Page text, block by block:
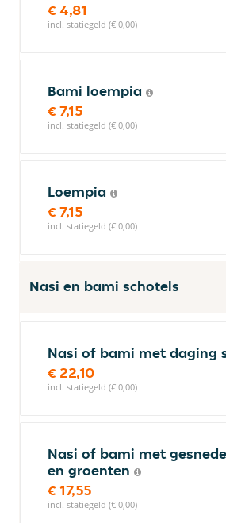
€ 4,81
incl. statiegeld (€ 0,00)
Bami loempia
€ 7,15
incl. statiegeld (€ 0,00)
Loempia
€ 7,15
incl. statiegeld (€ 0,00)
Nasi en bami schotels
Nasi of bami met daging
€ 22,10
incl. statiegeld (€ 0,00)
Nasi of bami met
en groenten
€ 17,55
incl. statiegeld (€ 0,00)